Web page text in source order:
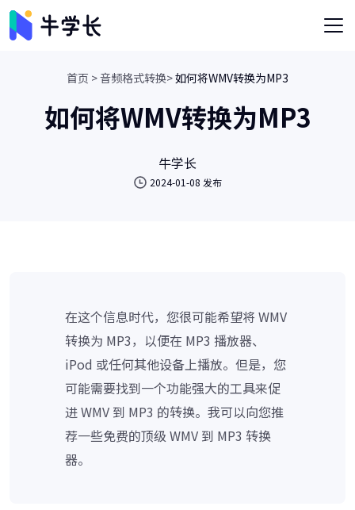
首页 >音频格式转换>如何将WMV转换为MP3
如何将WMV转换为MP3
牛学长
2024-01-08 发布
在这个信息时代，您很可能希望将 WMV
转换为 MP3，以便在 MP3 播放器、
iPod 或任何其他设备上播放。但是，您
可能需要找到一个功能强大的工具来促
进 WMV 到 MP3 的转换。我可以向您推
荐一些免费的顶级 WMV 到 MP3 转换
器。